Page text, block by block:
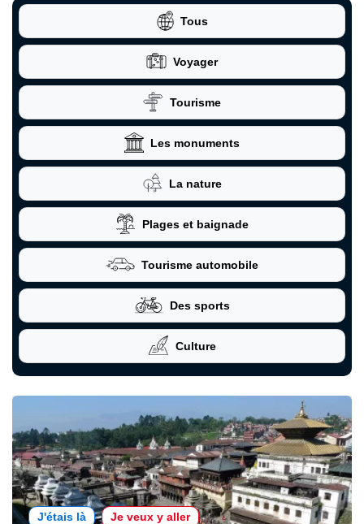
Tous
Voyager
Tourisme
Les monuments
La nature
Plages et baignade
Tourisme automobile
Des sports
Culture
J'étais là Je veux y aller